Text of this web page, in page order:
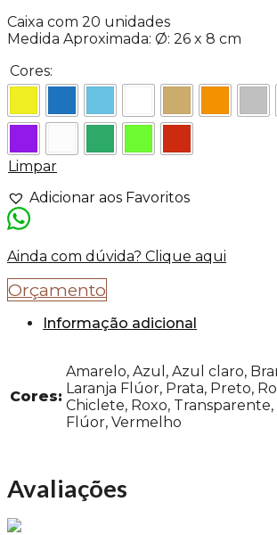
Caixa com 20 unidades
Medida Aproximada: Ø: 26 x 8 cm
Cores:
Limpar
Adicionar aos Favoritos
Ainda com dúvida? Clique aqui
Orçamento
Informação adicional
Cores:
Amarelo, Azul, Azul claro,
Laranja Flúor, Prata, Preto,
Chiclete, Roxo, Transparente,
Flúor, Vermelho
Avaliações